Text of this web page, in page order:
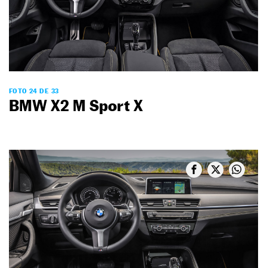
FOTO 24 DE 33
BMW X2 M Sport X